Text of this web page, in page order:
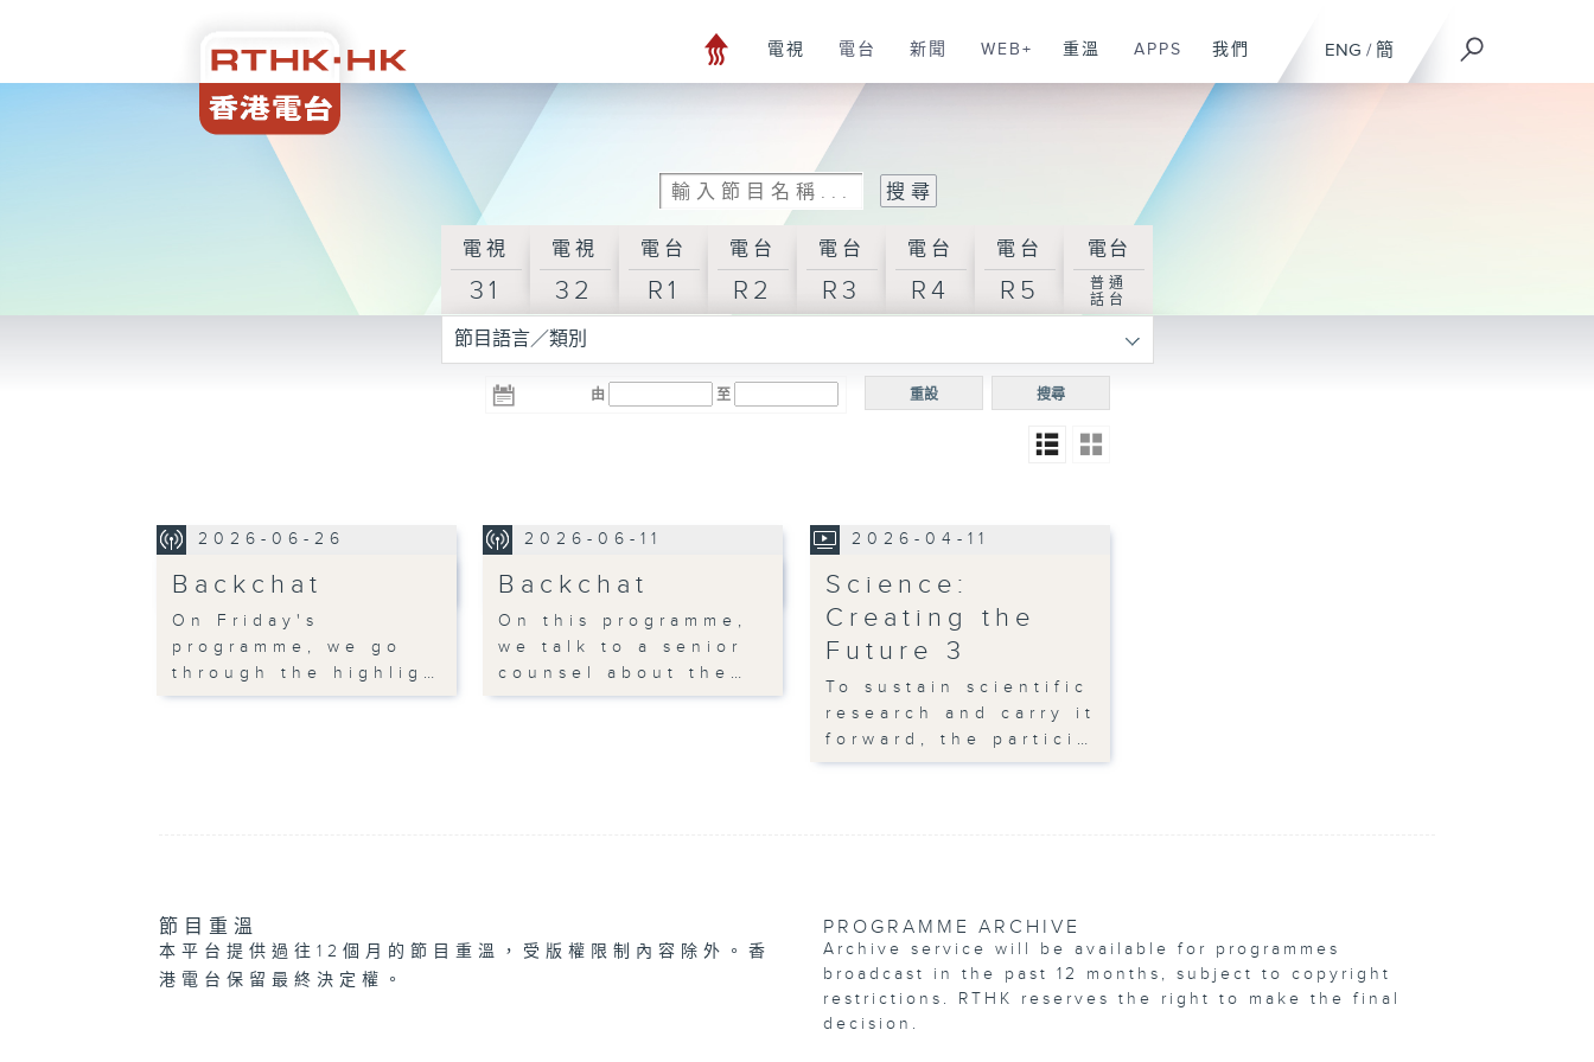
ENG / 簡
電視 電台 新聞 WEB+ 重溫 APPS 我們
電視
31
電視
32
電台
R1
電台
R2
電台
R3
電台
R4
電台
R5
電台
普通
話台
節目語言／類別
由 至 搜尋
重設
2026-06-26
Backchat
On Friday's
programme, we go
through the highlig…
2026-06-11
Backchat
On this programme,
we talk to a senior
counsel about the…
2026-04-11
Science:
Creating the
Future 3
To sustain scientific
research and carry it
forward, the partici…
節目重溫
本平台提供過往12個月的節目重溫，受版權限制內容除外。香
港電台保留最終決定權。
PROGRAMME ARCHIVE
Archive service will be available for programmes
broadcast in the past 12 months, subject to copyright
restrictions. RTHK reserves the right to make the final
decision.